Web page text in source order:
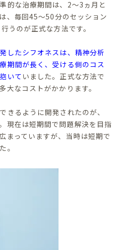
的な治療期間は、2～3ヵ月と
、毎回45～50分のセッション
うのが正式な方法です。
したシフオネスは、精神分析
期間が長く、受ける側のコス
いて いました。正式な方法で
大なコストがかかります。
きるように開発されたのが、
現在は短期間で問題解決を目指
まっていますが、当時は短期で
。